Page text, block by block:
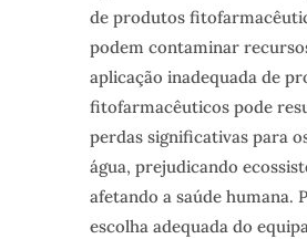
de produtos
podem contaminar
aplicação inadequada de
fitofarmacêuticos pode
perdas significativas para
água, prejudicando
afetando a saúde humana.
escolha adequada do